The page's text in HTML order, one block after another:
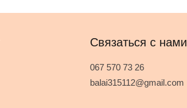
Связаться с нами
067 570 73 26
balai315112@gmail.com